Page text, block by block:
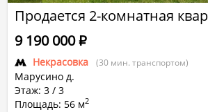
Продается 2-комнатная
Некрасовка (30 мин. транспортом)
Марусино д.
Этаж: 3 / 3
Площадь: 56 м2
9 190 000Р